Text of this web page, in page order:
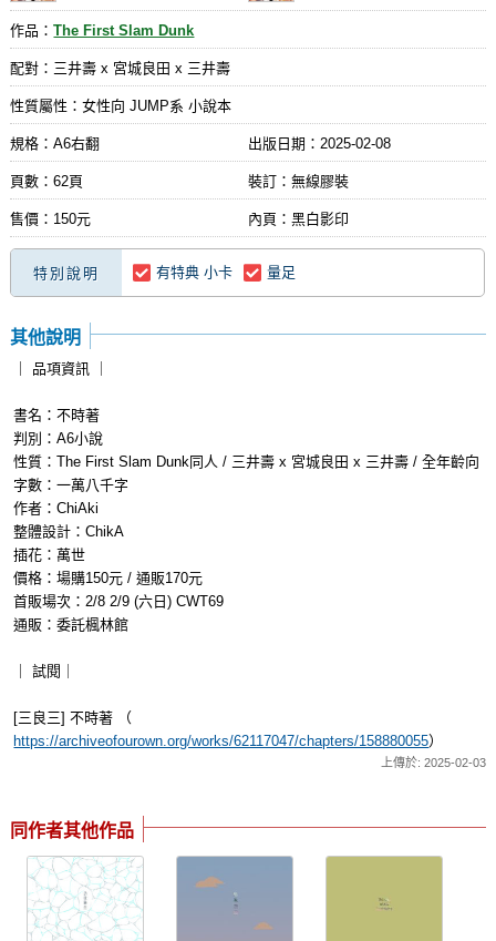
作品：The First Slam Dunk
配對：三井壽 x 宮城良田 x 三井壽
性質屬性：女性向 JUMP系 小說本
規格：A6右翻 出版日期： 2025-02-08
頁數：62頁 裝訂：無線膠裝
售價：150元 內頁：黑白影印
特別說明 有特典 小卡 量足
其他說明
｜ 品項資訊 ｜
書名：不時著
判別：A6小說
性質：The First Slam Dunk同人 / 三井壽 x 宮城良田 x 三井壽 / 全年齡向
字數：一萬八千字
作者：ChiAki
整體設計：ChikA
插花：萬世
價格：場購150元 / 通販170元
首販場次：2/8 2/9 (六日) CWT69
通販：委託楓林館
｜ 試閱｜
[三良三] 不時著 （
https://archiveofourown.org/works/62117047/chapters/158880055）
上傳於: 2025-02-03
同作者其他作品